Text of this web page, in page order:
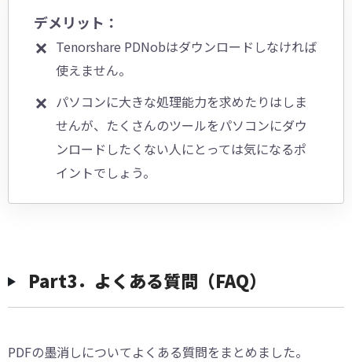
デメリット：
Tenorshare PDNobはダウンロードしなければ
使えません。
パソコンに大きな処理能力を求めたりはしま
せんが、たくさんのツールをパソコンにダウ
ンロードしたくない人にとっては気になるポ
イントでしょう。
︎Part3．よくある質問（FAQ）
PDFの墨消しについてよくある質問をまとめました。